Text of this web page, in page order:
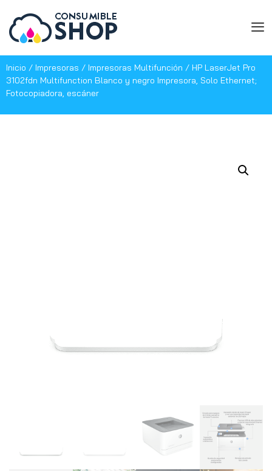
Inicio / Impresoras / Impresoras Multifunción / HP LaserJet Pro
3102fdn Multifunction Blanco y negro Impresora, Solo Ethernet;
Fotocopiadora, escáner